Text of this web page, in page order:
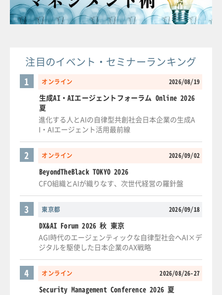
注目のイベント・セミナーランキング
オンライン 2026/08/19
1
生成AI・AIエージェントフォーラム Online 2026
夏
進化する人とAIの自律型共創社会日本企業の生成A
I・AIエージェント活用最前線
オンライン 2026/09/02
2
BeyondTheBlack TOKYO 2026
CFO組織とAIが織りなす、次世代経営の羅針盤
東京都 2026/09/18
3
DX&AI Forum 2026 秋 東京
AGI時代のエージェンティックな自律型社会へAI×デ
ジタルを駆使した日本企業のAX戦略
オンライン 2026/08/26-27
4
Security Management Conference 2026 夏